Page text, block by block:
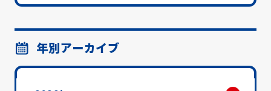
年別アーカイブ